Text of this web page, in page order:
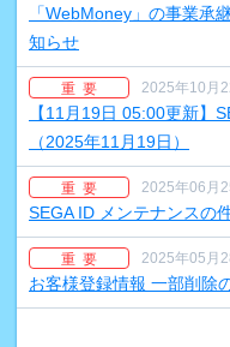
「WebMoney」の事業承
知らせ
2025年10月
重 要
【11月19日 05:00更新】
（2025年11月19日）
2025年06月
重 要
SEGA ID メンテナンスの
2025年05月
重 要
お客様登録情報 一部削除